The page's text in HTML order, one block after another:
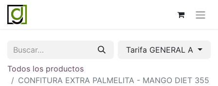
Tarifa GENERAL A
Todos los productos
CONFITURA EXTRA PALMELITA - MANGO DIET 355